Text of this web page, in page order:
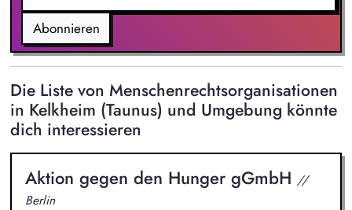
Abonnieren
Die Liste von Menschenrechtsorganisationen
in Kelkheim (Taunus) und Umgebung könnte
dich interessieren
Aktion gegen den Hunger gGmbH //
Berlin